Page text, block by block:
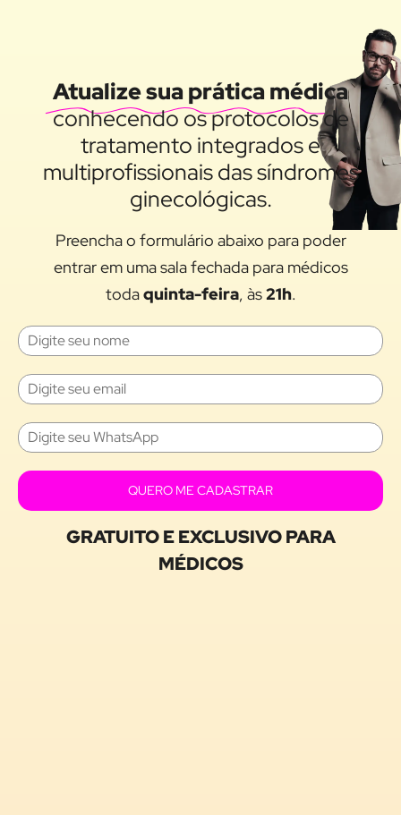
Atualize sua prática médica
conhecendo os protocolos de
tratamento integrados e
multiprofissionais das síndromes
ginecológicas.
Preencha o formulário abaixo para poder
entrar em uma sala fechada para médicos
todaquinta-feira, às21h.
QUERO ME CADASTRAR
GRATUITO E EXCLUSIVO PARA
MÉDICOS